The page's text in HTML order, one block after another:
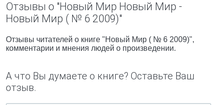
Отзывы о "Новый Мир Новый Мир -
Новый Мир ( № 6 2009)"
Отзывы читателей о книге "Новый Мир ( № 6 2009)",
комментарии и мнения людей о произведении.
А что Вы думаете о книге? Оставьте Ваш
отзыв.